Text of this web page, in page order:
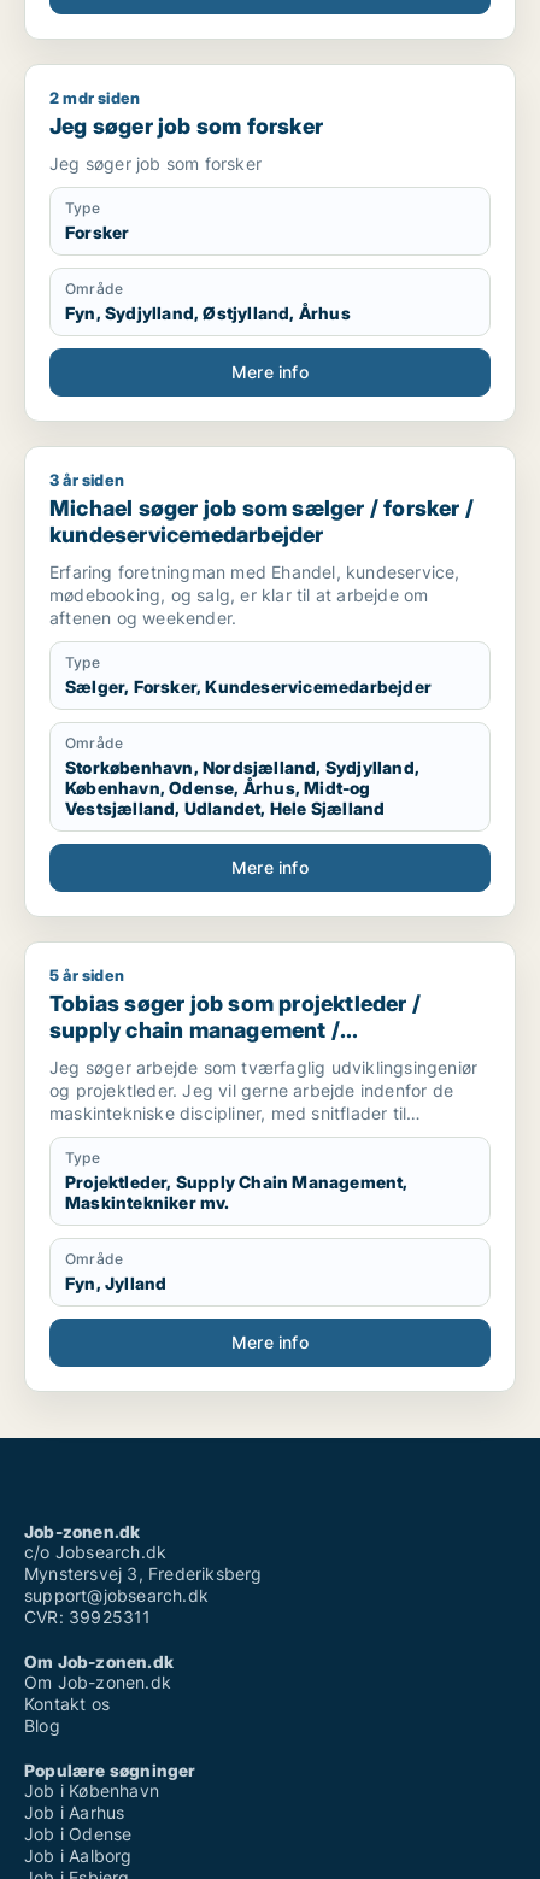
Jeg søger job som forsker
2 mdr siden
Jeg søger job som forsker
Jeg søger job som forsker
Type
Forsker
Område
Fyn, Sydjylland, Østjylland, Århus
Mere info
Michael søger job som sælger / forsker /
3 år siden
Michael søger job som sælger / forsker /
kundeservicemedarbejder
Erfaring foretningman med Ehandel, kundeservice,
mødebooking, og salg, er klar til at arbejde om
aftenen og weekender.
Type
Sælger, Forsker, Kundeservicemedarbejder
Område
Storkøbenhavn, Nordsjælland, Sydjylland,
København, Odense, Århus, Midt-og
Vestsjælland, Udlandet, Hele Sjælland
Mere info
Tobias søger job som projektleder / supply chain
5 år siden
Tobias søger job som projektleder /
supply chain management /
maskintekniker / maskiningeniør / forsker
Jeg søger arbejde som tværfaglig udviklingsingeniør
og projektleder. Jeg vil gerne arbejde indenfor de
maskintekniske discipliner, med snitflader til
mekatronik, automation, robotteknologi, energi og
indeklima og medica/Bioteknologi.
Type
Projektleder, Supply Chain Management,
Maskintekniker mv.
Område
Fyn, Jylland
Mere info
Job-zonen.dk
c/o Jobsearch.dk
Mynstersvej 3, Frederiksberg
support@jobsearch.dk
CVR: 39925311
Om Job-zonen.dk
Om Job-zonen.dk
Kontakt os
Blog
Populære søgninger
Job i København
Job i Aarhus
Job i Odense
Job i Aalborg